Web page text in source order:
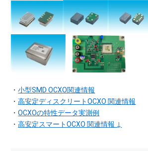
・小型SMD OCXO関連情報
・高安定ディスクリートOCXO 関連情報
・OCXOの特性データ実測例
・高安定スマートOCXO 関連情報 ↓